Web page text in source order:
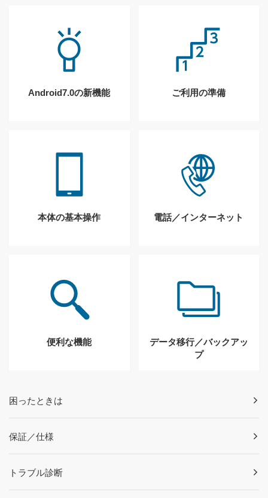
Android7.0の新機能 ご利用の準備
本体の基本操作 電話／インターネット
便利な機能
データ移行／バックアッ
プ
困ったときは
保証／仕様
トラブル診断